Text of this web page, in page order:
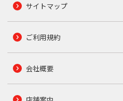
サイトマップ
ご利用規約
会社概要